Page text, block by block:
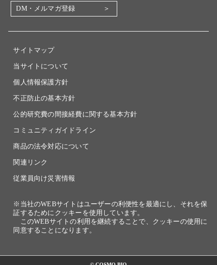
電子公告
DM・メルマガ登録
サイトマップ
当サイトについて
個人情報保護方針
不正防止の基本方針
公的研究費の間接経費に関する基本方針
コミュニティガイドライン
商品の法令対応について
関連リンク
従業員向け災害情報
※当社のWEBサイトはユーザーの利便性を最適にし、それを保
証するためにクッキーを使用しています。
このWEBサイトの利用を継続することで、クッキーの使用に
同意することになります。